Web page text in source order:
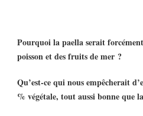
Pourquoi la paella serait
poisson et des fruits de mer ?
Qu’est-ce qui nous empêcherait
% végétale, tout aussi bonne que